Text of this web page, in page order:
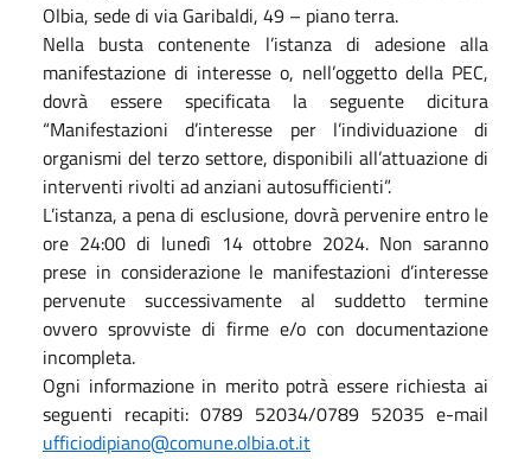
Olbia, sede di via Garibaldi, 49 – piano terra.
Nella busta contenente l’istanza di adesione alla
manifestazione di interesse o, nell’oggetto della PEC,
dovrà essere specificata la seguente dicitura
“Manifestazioni d’interesse per l’individuazione di
organismi del terzo settore, disponibili all’attuazione di
interventi rivolti ad anziani autosufficienti”.
L’istanza, a pena di esclusione, dovrà pervenire entro le
ore 24:00 di lunedì 14 ottobre 2024. Non saranno
prese in considerazione le manifestazioni d’interesse
pervenute successivamente al suddetto termine
ovvero sprovviste di firme e/o con documentazione
incompleta.
Ogni informazione in merito potrà essere richiesta ai
seguenti recapiti: 0789 52034/0789 52035 e-mail
ufficiodipiano@comune.olbia.ot.it